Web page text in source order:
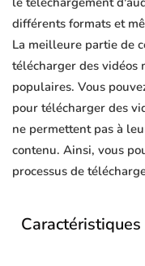
différents formats et
La meilleure partie de
télécharger des vidéos
populaires. Vous
pour télécharger des
ne permettent pas à
contenu. Ainsi, vous
processus de